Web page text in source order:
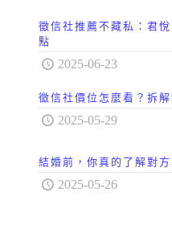
徵信社推薦不藏私：君
點
2025-06-23
徵信社價位怎麼看？拆
2025-05-29
結婚前，你真的了解對
2025-05-26